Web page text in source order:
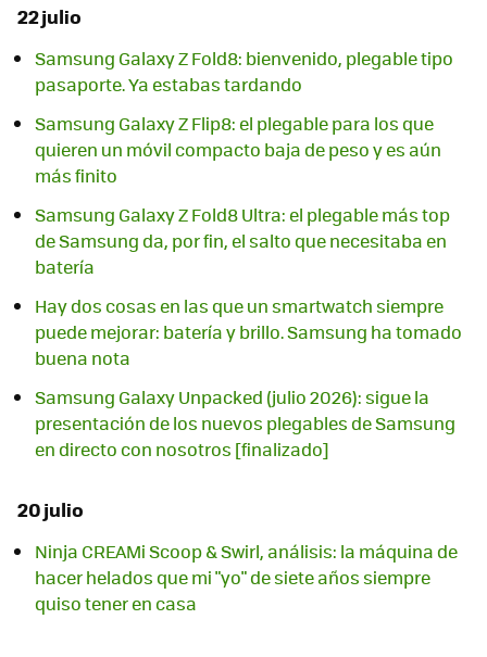
22 julio
Samsung Galaxy Z Fold8: bienvenido, plegable tipo
pasaporte. Ya estabas tardando
Samsung Galaxy Z Flip8: el plegable para los que
quieren un móvil compacto baja de peso y es aún
más finito
Samsung Galaxy Z Fold8 Ultra: el plegable más top
de Samsung da, por fin, el salto que necesitaba en
batería
Hay dos cosas en las que un smartwatch siempre
puede mejorar: batería y brillo. Samsung ha tomado
buena nota
Samsung Galaxy Unpacked (julio 2026): sigue la
presentación de los nuevos plegables de Samsung
en directo con nosotros [finalizado]
20 julio
Ninja CREAMi Scoop & Swirl, análisis: la máquina de
hacer helados que mi "yo" de siete años siempre
quiso tener en casa